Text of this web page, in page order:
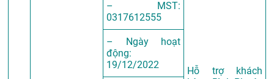
– MST:
0317612555
Hỗ trợ khách
– Ngày hoạt
động:
19/12/2022